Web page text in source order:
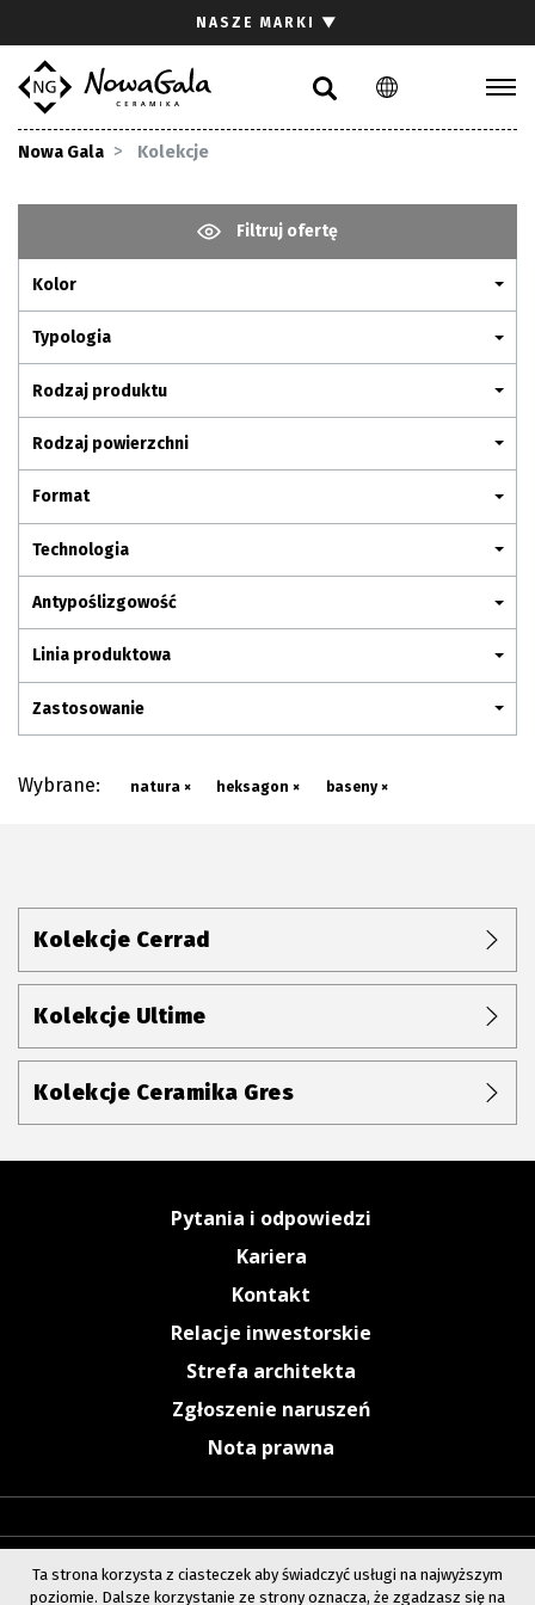
PL EN
NASZE MARKI ▼
Nowa Gala Kolekcje
Filtruj ofertę
Kolor
Typologia
Rodzaj produktu
Rodzaj powierzchni
Format
Technologia
Antypoślizgowość
Linia produktowa
Zastosowanie
Wybrane: natura × heksagon × baseny ×
Kolekcje Cerrad
Kolekcje Ultime
Kolekcje Ceramika Gres
Pytania i odpowiedzi
Kariera
Kontakt
Relacje inwestorskie
Strefa architekta
Zgłoszenie naruszeń
Nota prawna
Gdzie kupić
Pliki do pobrania
Pytania i odpowiedzi
Kariera
Kontakt
Komunikacja z akcjonariuszami
Ta strona korzysta z ciasteczek aby świadczyć usługi na najwyższym
poziomie. Dalsze korzystanie ze strony oznacza, że zgadzasz się na